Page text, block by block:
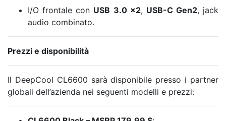
I/O frontale con USB 3.0 ×2, USB-C Gen2, jack
audio combinato.
Prezzi e disponibilità
Il DeepCool CL6600 sarà disponibile presso i partner
globali dell’azienda nei seguenti modelli e prezzi: